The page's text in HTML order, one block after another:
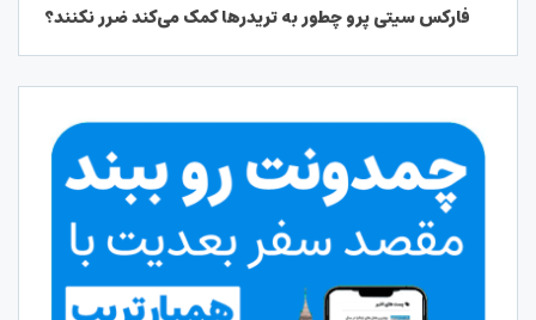
فارکس سیتی پرو چطور به تریدرها کمک می‌کند ضرر نکنند؟